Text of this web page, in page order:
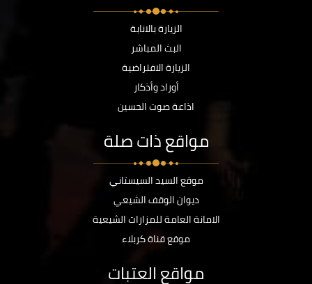
الزيارة بالانابة
البث المباشر
الزيارة الافتراضية
أوراد وأذكار
اذاعة صوت الحسين
مواقع ذات صلة
موقع السيد السيستاني
ديوان الوقف الشيعي
الامانة العامة للمزارات الشيعية
موقع قناة كربلاء
مواقع العتبات